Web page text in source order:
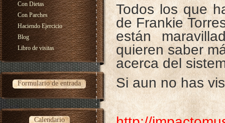
Con Dietas
Con Parches
Haciendo Ejercicio
Blog
Libro de visitas
Formulario de entrada
Calendario
Todos los que
de Frankie
están
quieren saber
acerca del
Si aun no has